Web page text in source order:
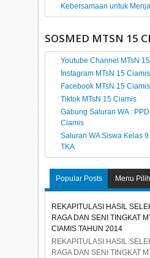
Kebersamaan untuk
SOSMED MTSN 15
Youtube Channel MTsN
Instagram MTsN 15 Ciamis
Facebook MTsN 15 Ciamis
Tiktok MTsN 15 Ciamis
Gabung Saluran WA :
Ciamis
Saluran WA Siswa Kelas
TKA
Popular Posts Menu
REKAPITULASI HASIL
RAGA DAN SENI TINGKAT
CIAMIS TAHUN 2014
REKAPITULASI HASIL
RAGA DAN SENI TINGKAT